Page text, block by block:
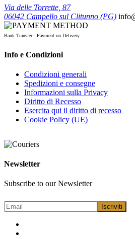
Via delle Torrette, 87
06042 Campello sul Clitunno (PG)
Bank Transfer - Payment on Delivery
Info e Condizioni
Condizioni generali
Spedizioni e consegne
Informazioni sulla Privacy
Diritto di Recesso
Esercita qui il diritto di recesso
Cookie Policy (UE)
Newsletter
Subscribe to our Newsletter